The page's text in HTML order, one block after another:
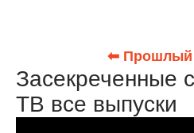
⬅ Прошлый
Засекреченные
ТВ все выпуски